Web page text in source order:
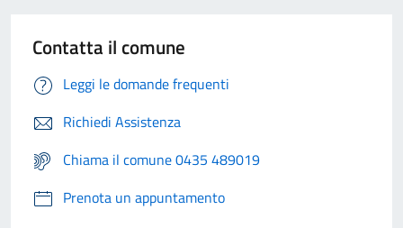
Contatta il comune
Leggi le domande frequenti
Richiedi Assistenza
Chiama il comune 0435 489019
Prenota un appuntamento